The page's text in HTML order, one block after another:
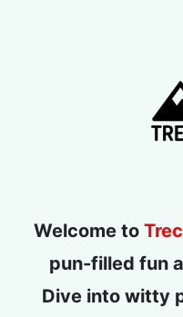
Welcome to
pun-filled fun
Dive into witty